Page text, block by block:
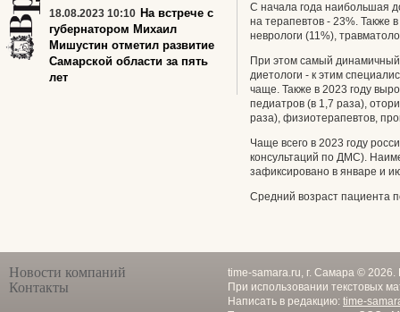
С начала года наибольшая
на терапевтов - 23%. Также
неврологи (11%),
При этом самый
диетологи - к этим
чаще. Также в 2023 году
педиатров (в 1,7 раза),
раза), физиотерапевтов,
Чаще всего в 2023 году
консультаций по ДМС).
зафиксировано в январе и
Средний возраст пациента
18.08.2023 10:10 На встрече с
губернатором Михаил
Мишустин отметил развитие
Самарской области за пять
лет
Новости компаний
Контакты
time-samara.ru, г. Самара ©
При использовании текстовых
Написать в редакцию: time-